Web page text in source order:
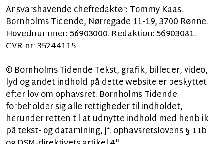
Ansvarshavende chefredaktør: Tommy Kaas.
Bornholms Tidende, Nørregade 11-19, 3700 Rønne.
Hovednummer: 56903000. Redaktion: 56903081.
CVR nr: 35244115
© Bornholms Tidende Tekst, grafik, billeder, video,
lyd og andet indhold på dette website er beskyttet
efter lov om ophavsret. Bornholms Tidende
forbeholder sig alle rettigheder til indholdet,
herunder retten til at udnytte indhold med henblik
på tekst- og datamining, jf. ophavsretslovens § 11b